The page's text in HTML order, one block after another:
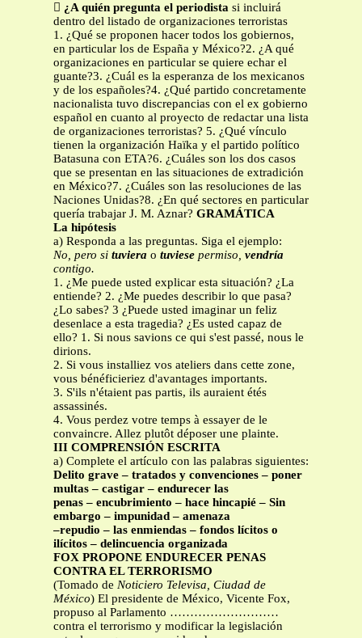
 ¿A quién pregunta el periodista si incluirá
dentro del listado de organizaciones terroristas
1. ¿Qué se proponen hacer todos los gobiernos,
en particular los de España y México?2. ¿A qué
organizaciones en particular se quiere echar el
guante?3. ¿Cuál es la esperanza de los mexicanos
y de los españoles?4. ¿Qué partido concretamente
nacionalista tuvo discrepancias con el ex gobierno
español en cuanto al proyecto de redactar una lista
de organizaciones terroristas? 5. ¿Qué vínculo
tienen la organización Haïka y el partido político
Batasuna con ETA?6. ¿Cuáles son los dos casos
que se presentan en las situaciones de extradición
en México?7. ¿Cuáles son las resoluciones de las
Naciones Unidas?8. ¿En qué sectores en particular
quería trabajar J. M. Aznar? GRAMÁTICA
La hipótesis
a) Responda a las preguntas. Siga el ejemplo:
No, pero si tuviera o tuviese permiso, vendría
contigo.
1. ¿Me puede usted explicar esta situación? ¿La
entiende? 2. ¿Me puedes describir lo que pasa?
¿Lo sabes? 3 ¿Puede usted imaginar un feliz
desenlace a esta tragedia? ¿Es usted capaz de
ello? 1. Si nous savions ce qui s'est passé, nous le
dirions.
2. Si vous installiez vos ateliers dans cette zone,
vous bénéficieriez d'avantages importants.
3. S'ils n'étaient pas partis, ils auraient étés
assassinés.
4. Vous perdez votre temps à essayer de le
convaincre. Allez plutôt déposer une plainte.
III COMPRENSIÓN ESCRITA
a) Complete el artículo con las palabras siguientes:
Delito grave – tratados y convenciones – poner
multas – castigar – endurecer las
penas – encubrimiento – hace hincapié – Sin
embargo – impunidad – amenaza
–repudio – las enmiendas – fondos lícitos o
ilícitos – delincuencia organizada
FOX PROPONE ENDURECER PENAS
CONTRA EL TERRORISMO
(Tomado de Noticiero Televisa, Ciudad de
México) El presidente de México, Vicente Fox,
propuso al Parlamento ………………………
contra el terrorismo y modificar la legislación